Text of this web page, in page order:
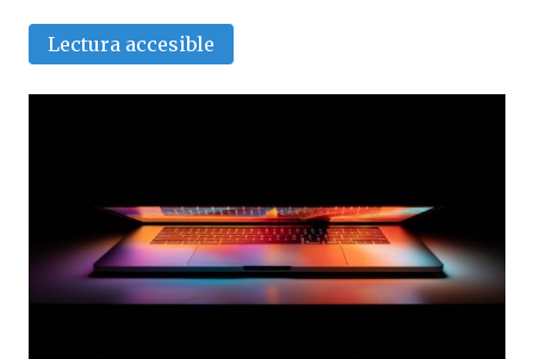
Lectura accesible